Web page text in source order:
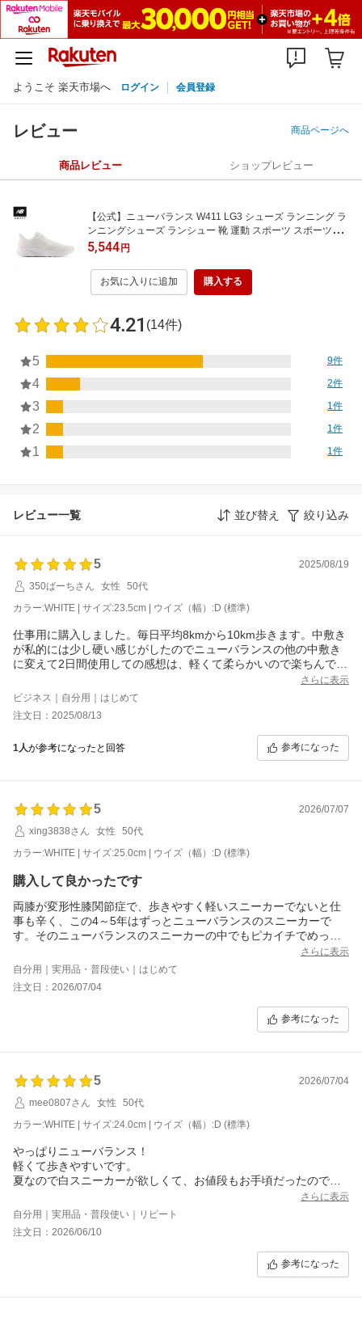
ようこそ 楽天市場へ ログイン 会員登録
レビュー 商品ページへ
商品レビュー ショップレビュー
【公式】ニューバランス W411 LG3 シューズ ランニング ラ
ンニングシューズ ランシュー 靴 運動 スポーツ スポーツシ
ューズ 軽量 快適 部活 試合 練習 大会 屋外 陸上 アウトドア
ジョギング 贈り物 ギフト マラソン レディース ウィメンズ
女性
5,544円
お気に入りに追加 購入する
4.21 (14件)
5 9件
4 2件
3 1件
2 1件
1 1件
レビュー一覧 並び替え 絞り込み
5
2025/08/19
350ばーちさん
女性
50代
カラー:WHITE | サイズ:23.5cm | ウイズ（幅）:D (標準)
仕事用に購入しました。毎日平均8kmから10km歩きます。中敷き
が私的には少し硬い感じがしたのでニューバランスの他の中敷き
に変えて2日間使用しての感想は、軽くて柔らかいので楽ちんで
す。仕事終わりのふくらはぎ痛もかなり軽減されたので翌日が本
当に楽になりました！サイズ感は普段23.5で今回も23.5にしまし
たがつま先もあたる事なく幅もキツくなく何もかもピッタリでし
た。今のがダメになったらリピートします。
さらに表示
ビジネス｜自分用｜はじめて
注文日：2025/08/13
1人が参考になったと回答 参考になった
5
2026/07/07
xing3838さん
女性
50代
カラー:WHITE | サイズ:25.0cm | ウイズ（幅）:D (標準)
購入して良かったです
両膝が変形性膝関節症で、歩きやすく軽いスニーカーでないと仕
事も辛く、この4～5年はずっとニューバランスのスニーカーで
す。そのニューバランスのスニーカーの中でもピカイチでめっち
さらに表示
自分用｜実用品・普段使い｜はじめて
注文日：2026/07/04
参考になった
5
2026/07/04
mee0807さん
女性
50代
カラー:WHITE | サイズ:24.0cm | ウイズ（幅）:D (標準)
やっぱりニューバランス！
軽くて歩きやすいです。
夏なので白スニーカーが欲しくて、お値段もお手頃だったので迷
良いお買い物でした！
さらに表示
自分用｜実用品・普段使い｜リピート
注文日：2026/06/10
参考になった